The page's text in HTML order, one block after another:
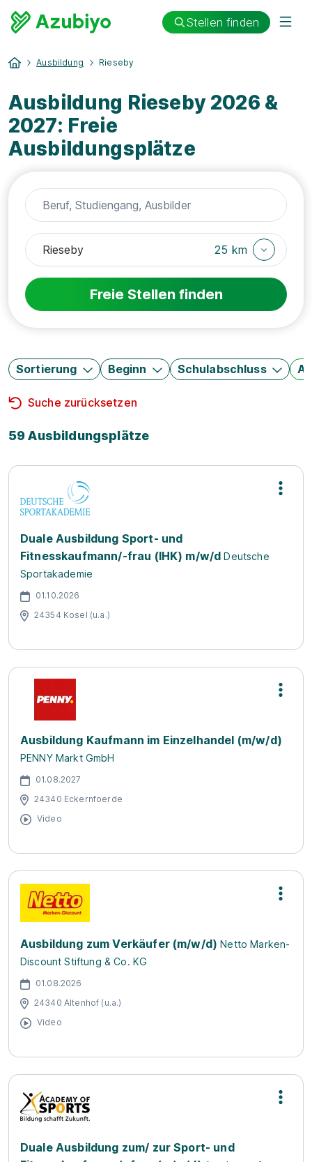
Stellen finden
Ausbildung Rieseby
Ausbildung Rieseby 2026 &
2027: Freie
Ausbildungsplätze
25 km
Freie Stellen finden
Sortierung Beginn Schulabschluss
Suche zurücksetzen
59 Ausbildungsplätze
Duale Ausbildung Sport- und
Fitnesskaufmann/-frau (IHK) m/w/d Deutsche
Sportakademie
01.10.2026
24354 Kosel (u.a.)
Ausbildung Kaufmann im Einzelhandel (m/w/d)
PENNY Markt GmbH
01.08.2027
24340 Eckernfoerde
Video
Ausbildung zum Verkäufer (m/w/d) Netto Marken-
Discount Stiftung & Co. KG
01.08.2026
24340 Altenhof (u.a.)
Video
Duale Ausbildung zum/ zur Sport- und